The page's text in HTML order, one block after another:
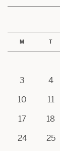
M T
3
4
10
11
17
18
24
25